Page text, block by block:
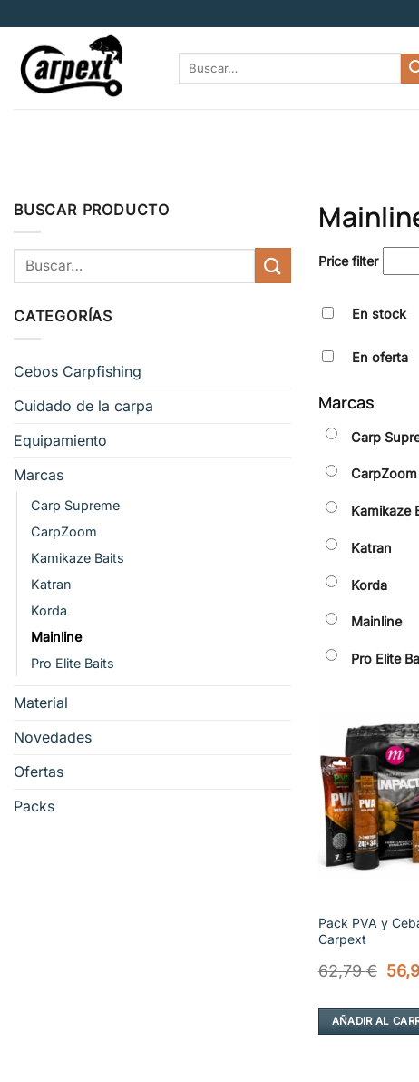
al
contenido
Buscar
BUSCAR PRODUCTO
Buscar
por:
CATEGORÍAS
Cebos Carpfishing
Cuidado de la carpa
Equipamiento
Marcas
Carp Supreme
CarpZoom
Kamikaze Baits
Katran
Korda
Mainline
Pro Elite Baits
Material
Novedades
Ofertas
Packs
Price filter
En stock
En oferta
Marcas
Carp
CarpZoom
Kamikaze
Katran
Korda
Mainline
Pro Elite
Pack PVA y
Carpext
62,79€ El
era:
AÑADIR AL